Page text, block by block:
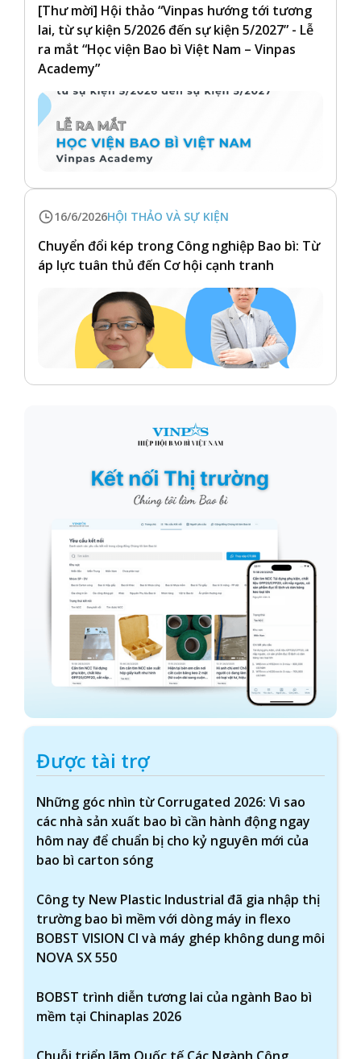
[Thư mời] Hội thảo “Vinpas hướng tới tương
lai, từ sự kiện 5/2026 đến sự kiện 5/2027” - Lễ
ra mắt “Học viện Bao bì Việt Nam – Vinpas
Academy”
16/6/2026HỘI THẢO VÀ SỰ KIỆN
Chuyển đổi kép trong Công nghiệp Bao bì: Từ
áp lực tuân thủ đến Cơ hội cạnh tranh
Được tài trợ
Những góc nhìn từ Corrugated 2026: Vì sao
các nhà sản xuất bao bì cần hành động ngay
hôm nay để chuẩn bị cho kỷ nguyên mới của
bao bì carton sóng
Công ty New Plastic Industrial đã gia nhập thị
trường bao bì mềm với dòng máy in flexo
BOBST VISION CI và máy ghép không dung môi
NOVA SX 550
BOBST trình diễn tương lai của ngành Bao bì
mềm tại Chinaplas 2026
Chuỗi triển lãm Quốc tế Các Ngành Công